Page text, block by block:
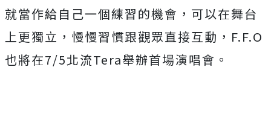
就當作給自己一個練習的機會，可以在舞台
上更獨立， 慢慢習慣跟觀眾直接互動，F.F.O
也將在7/5北流Tera舉辦首場演唱會。